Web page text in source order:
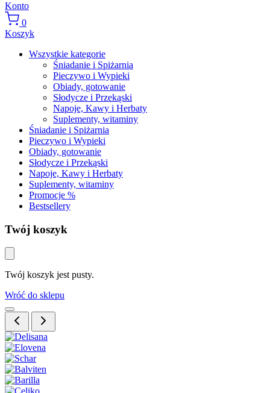
Konto
0
Koszyk
Wszystkie kategorie
Śniadanie i Spiżarnia
Pieczywo i Wypieki
Obiady, gotowanie
Słodycze i Przekąski
Napoje, Kawy i Herbaty
Suplementy, witaminy
Śniadanie i Spiżarnia
Pieczywo i Wypieki
Obiady, gotowanie
Słodycze i Przekąski
Napoje, Kawy i Herbaty
Suplementy, witaminy
Promocje %
Bestsellery
Twój koszyk
Twój koszyk jest pusty.
Wróć do sklepu